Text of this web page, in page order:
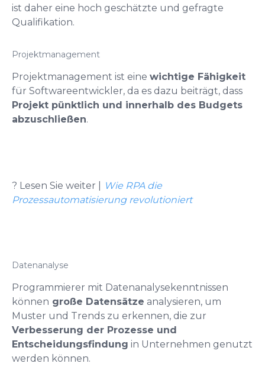
ist daher eine hoch geschätzte und gefragte
Qualifikation.
Projektmanagement
Projektmanagement ist eine wichtige Fähigkeit
für Softwareentwickler, da es dazu beiträgt, dass
Projekt pünktlich und innerhalb des Budgets
abzuschließen.
? Lesen Sie weiter |
Wie RPA die
Prozessautomatisierung revolutioniert
Datenanalyse
Programmierer mit Datenanalysekenntnissen
können große Datensätze analysieren, um
Muster und Trends zu erkennen, die zur
Verbesserung der Prozesse und
Entscheidungsfindung in Unternehmen genutzt
werden können.